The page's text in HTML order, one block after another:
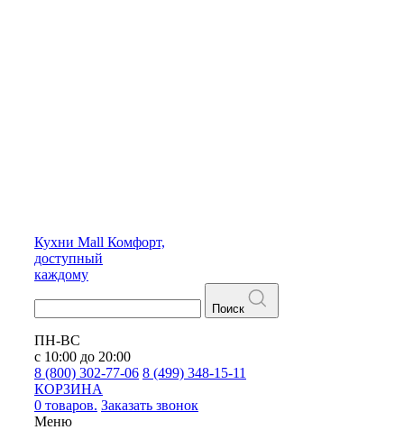
Кухни Mall Комфорт,
доступный
каждому
Поиск
ПН-ВС
с 10:00 до 20:00
8 (800) 302-77-06 8 (499) 348-15-11
КОРЗИНА
0 товаров. Заказать звонок
Меню